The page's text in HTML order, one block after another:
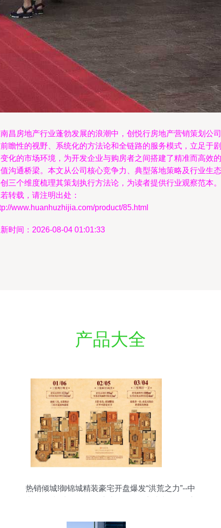
昌房地产行业蓬勃发展的浪潮中，创悦行房地产营销策划公司
瞻性的视野、系统化的方法论和全链路的服务模式，立足于剧
化的市场环境，为开发企业与购房者之间搭建了精准而高效的
沟通桥梁。本文从公司核心竞争力、典型落地策略及行业生态
三个维度梳理其策划执行方法论，为读者提供行业观察范本。
转载，请注明出处：
www.huanhuzhijia.com/product/85.html
时间：2026-08-04 01:01:33
产品大全
热销倾城!御锦城精装豪宅开盘爆发“洪荒之力”--中
江房地产信息|镇江房地产门户网站|房地产|房产|买